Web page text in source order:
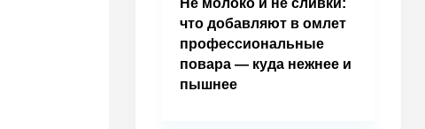
Не молоко и не сливки:
что добавляют в омлет
профессиональные
повара — куда нежнее и
пышнее